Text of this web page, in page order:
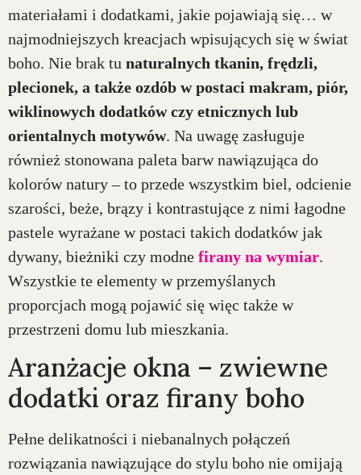
materiałami i dodatkami, jakie pojawiają się… w
najmodniejszych kreacjach wpisujących się w świat
boho. Nie brak tu naturalnych tkanin, frędzli,
plecionek, a także ozdób w postaci makram, piór,
wiklinowych dodatków czy etnicznych lub
orientalnych motywów. Na uwagę zasługuje
również stonowana paleta barw nawiązująca do
kolorów natury – to przede wszystkim biel, odcienie
szarości, beże, brązy i kontrastujące z nimi łagodne
pastele wyrażane w postaci takich dodatków jak
dywany, bieżniki czy modne firany na wymiar.
Wszystkie te elementy w przemyślanych
proporcjach mogą pojawić się więc także w
przestrzeni domu lub mieszkania.
Aranżacje okna – zwiewne
dodatki oraz firany boho
Pełne delikatności i niebanalnych połączeń
rozwiązania nawiązujące do stylu boho nie omijają